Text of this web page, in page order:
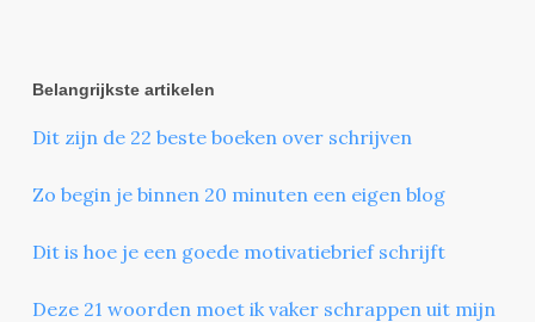
Belangrijkste artikelen
Dit zijn de 22 beste boeken over schrijven
Zo begin je binnen 20 minuten een eigen blog
Dit is hoe je een goede motivatiebrief schrijft
Deze 21 woorden moet ik vaker schrappen uit mijn